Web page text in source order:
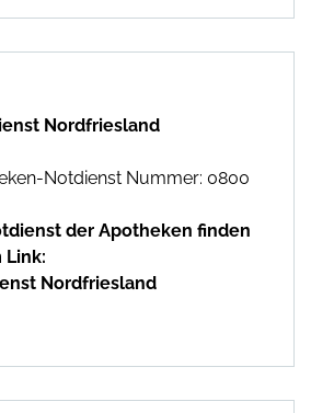
Nordfriesland
Notdienst Nummer: 0800
der Apotheken finden
Link:
Nordfriesland